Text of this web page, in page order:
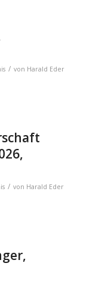
/ von Harald Eder
/ von Harald Eder